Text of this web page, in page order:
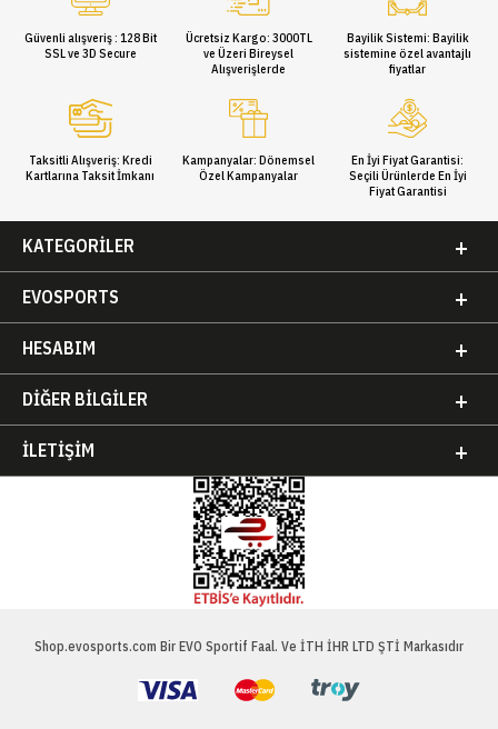
Güvenli alışveriş : 128 Bit
SSL ve 3D Secure
Ücretsiz Kargo: 3000TL
ve Üzeri Bireysel
Alışverişlerde
Bayilik Sistemi: Bayilik
sistemine özel avantajlı
fiyatlar
Taksitli Alışveriş: Kredi
Kartlarına Taksit İmkanı
Kampanyalar: Dönemsel
Özel Kampanyalar
En İyi Fiyat Garantisi:
Seçili Ürünlerde En İyi
Fiyat Garantisi
KATEGORILER
EVOSPORTS
HESABIM
DIĞER BILGILER
İLETIŞIM
Shop.evosports.com Bir EVO Sportif Faal. Ve İTH İHR LTD ŞTİ Markasıdır